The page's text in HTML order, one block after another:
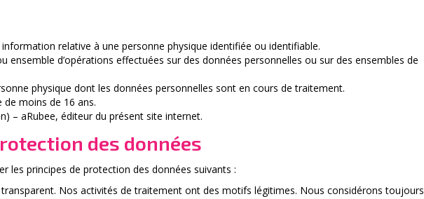
relative à une personne physique identifiée ou identifiable.
ensemble d’opérations effectuées sur des données personnelles ou sur des ensembles de
physique dont les données personnelles sont en cours de traitement.
de moins de 16 ans.
– aRubee, éditeur du présent site internet.
des données
les principes de protection des données suivants :
Nos activités de traitement ont des motifs légitimes. Nous considérons toujours